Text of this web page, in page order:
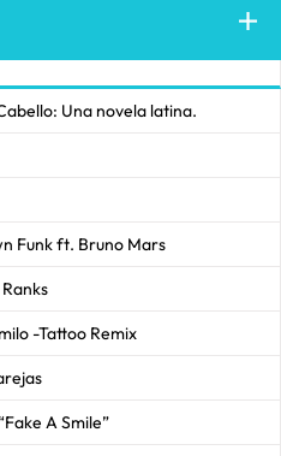
Una novela latina.
Funk ft. Bruno Mars
-Tattoo Remix
A Smile”